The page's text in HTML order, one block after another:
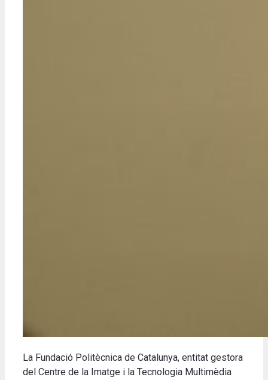
La Fundació Politècnica de Catalunya, entitat gestora
del Centre de la Imatge i la Tecnologia Multimèdia